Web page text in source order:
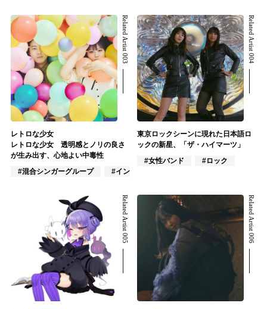
Related Artist 003
レトロな少女
レトロな少女 透明感とノリの良さ
が生み出す、心地よい中毒性
#混合シンガーグループ
#インディーズ
Related Artist 004
東京ロックシーンに現れた日本語ロ
ックの新星、「ザ・ハイマーツ」
#女性バンド
#ロック
Related Artist 005 Related Artist 006